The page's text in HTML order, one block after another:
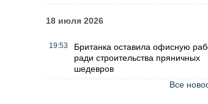
18 июля 2026
19:53
Британка оставила офисную
ради строительства пряничных
шедевров
Все